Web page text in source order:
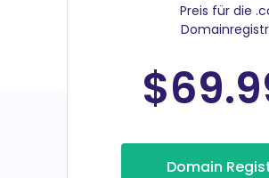
Preis für die
Domain